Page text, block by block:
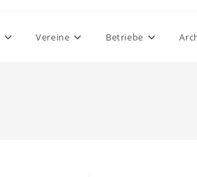
Vereine Betriebe